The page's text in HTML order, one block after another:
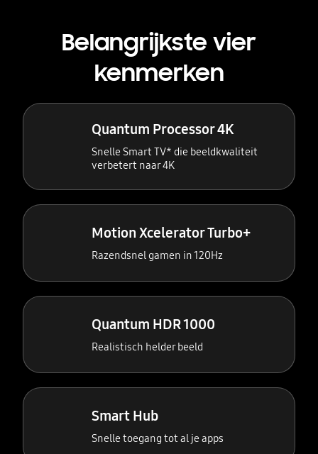
Belangrijkste vier
kenmerken
Quantum Processor 4K
Snelle Smart TV* die beeldkwaliteit
verbetert naar 4K
Motion Xcelerator Turbo+
Razendsnel gamen in 120Hz
Quantum HDR 1000
Realistisch helder beeld
Smart Hub
Snelle toegang tot al je apps